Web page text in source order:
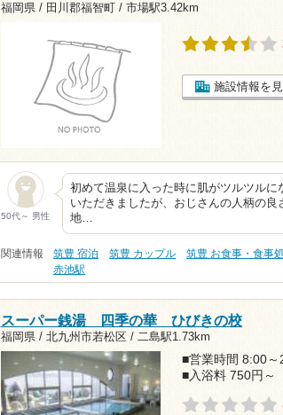
福岡県 / 田川郡福智町 / 市場駅3.42km
施設情報を
50代～ 男性
初めて温泉に入った時に肌がツルツル
いただきましたが、おじさんの人柄の
地…
関連情報 筑豊 宿泊 筑豊 カップル 筑豊 お食事・食事
赤池駅
スーパー銭湯 四季の華 ひびきの校
福岡県 / 北九州市若松区 / 二島駅1.73km
■営業時間 8:00～
■入浴料 750円～